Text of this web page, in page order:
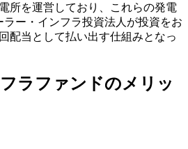
所を運営しており、これらの発電
ラー・インフラ投資法人が投資をお
配当として払い出す仕組みとなっ
ラファンドのメリッ